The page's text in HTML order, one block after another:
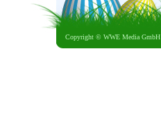
Copyright © WWE Media GmbH